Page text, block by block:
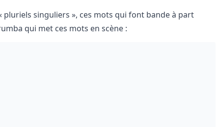
singuliers », ces mots qui font bande à part
qui met ces mots en scène :